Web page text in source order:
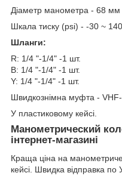
Діаметр манометра - 68 мм
Шкала тиску (psi) - -30 ~
Шланги:
R: 1/4 "-1/4" -1 шт.
B: 1/4 "-1/4" -1 шт.
Y: 1/4 "-1/4" -1 шт.
Швидкознімна муфта -
У пластиковому кейсі.
Манометрический
інтернет-магазині
Краща ціна на
кейсі. Швидка відправка по